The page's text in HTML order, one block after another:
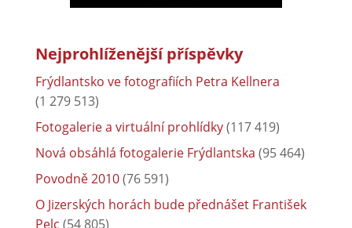
Nejprohlíženější příspěvky
Frýdlantsko ve fotografiích Petra Kellnera
(1 279 513)
Fotogalerie a virtuální prohlídky(117 419)
Nová obsáhlá fotogalerie Frýdlantska (95 464)
Povodně 2010(76 591)
O Jizerských horách bude přednášet František
Pelc (54 805)